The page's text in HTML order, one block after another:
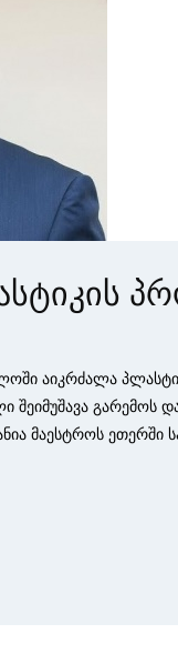
აიკრძალა
შეიმუშავა გარემოს
მაესტროს